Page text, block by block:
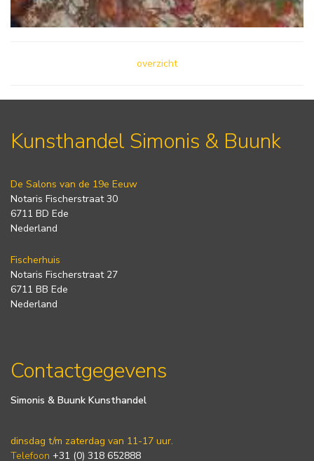
overzicht
Kunsthandel Simonis & Buunk
De Salons van de 19e Eeuw
Notaris Fischerstraat 30
6711 BD Ede
Nederland
Fischerhuis
Notaris Fischerstraat 27
6711 BB Ede
Nederland
Contactgegevens
Simonis & Buunk Kunsthandel
dinsdag t/m zaterdag van 11-17 uur.
Telefoon +31 (0) 318 652888